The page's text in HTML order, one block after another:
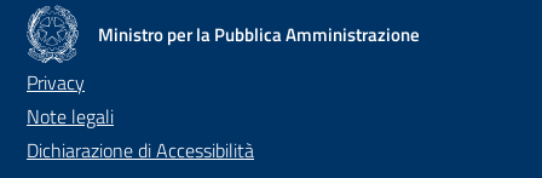
Ministro per la Pubblica Amministrazione
Privacy
Note legali
Dichiarazione di Accessibilità